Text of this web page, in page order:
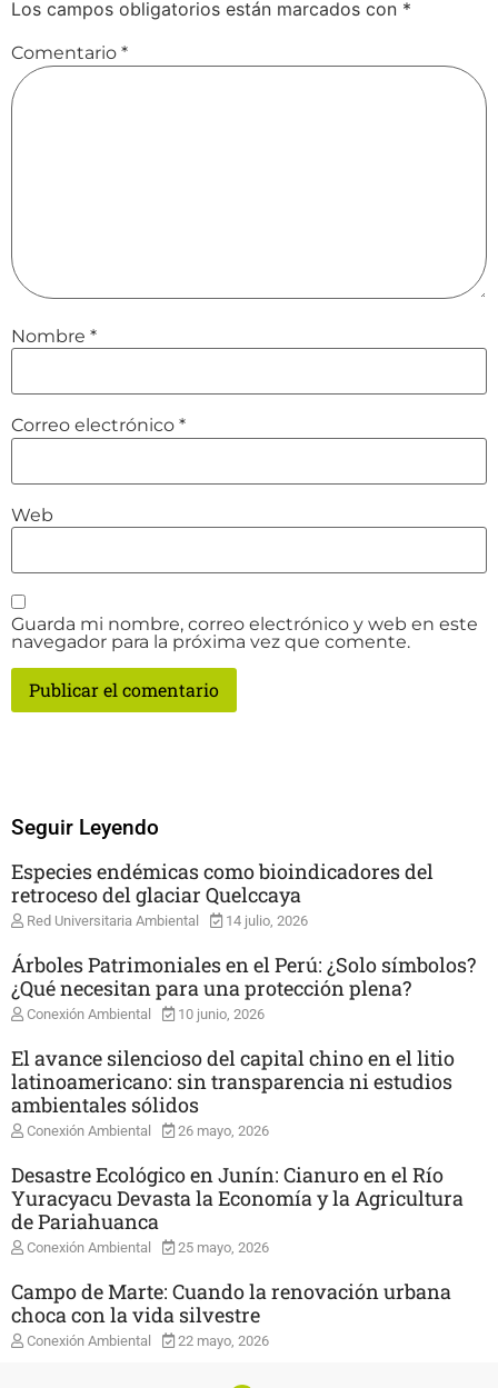
Los campos obligatorios están marcados con *
Comentario *
Nombre *
Correo electrónico *
Web
Guarda mi nombre, correo electrónico y web en este
navegador para la próxima vez que comente.
Seguir Leyendo
Especies endémicas como bioindicadores del
retroceso del glaciar Quelccaya
Red Universitaria Ambiental 14 julio, 2026
Árboles Patrimoniales en el Perú: ¿Solo símbolos?
¿Qué necesitan para una protección plena?
Conexión Ambiental 10 junio, 2026
El avance silencioso del capital chino en el litio
latinoamericano: sin transparencia ni estudios
ambientales sólidos
Conexión Ambiental 26 mayo, 2026
Desastre Ecológico en Junín: Cianuro en el Río
Yuracyacu Devasta la Economía y la Agricultura
de Pariahuanca
Conexión Ambiental 25 mayo, 2026
Campo de Marte: Cuando la renovación urbana
choca con la vida silvestre
Conexión Ambiental 22 mayo, 2026